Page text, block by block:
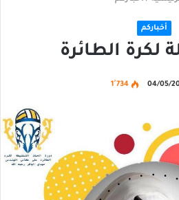
أخباركم
لكرة الطائرة
04/05/ 1٬734